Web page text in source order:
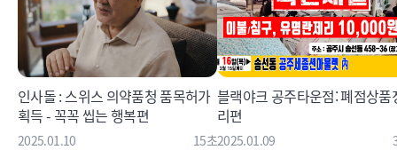
인사돌 : 스위스 의약품청 품목허가
획득 - 꼭꼭 씹는 행복편
2025.01.10 15초
블랙야크 공주타운점: 폐점상품
리편
2025.01.09